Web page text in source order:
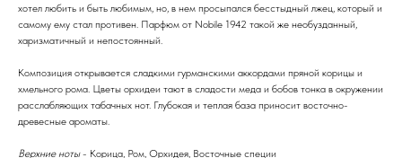
хотел любить и быть любимым, но, в нем просыпался бесстыдный лжец, который и
самому ему стал противен. Парфюм от Nobile 1942 такой же необузданный,
харизматичный и непостоянный.
Композиция открывается сладкими гурманскими аккордами пряной корицы и
хмельного рома. Цветы орхидеи тают в сладости меда и бобов тонка в окружении
расслабляющих табачных нот. Глубокая и теплая база приносит восточно-
древесные ароматы.
Верхние ноты- Корица, Ром, Орхидея, Восточные специи